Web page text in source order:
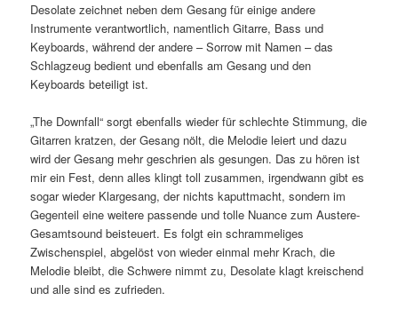
Desolate zeichnet neben dem Gesang für einige andere
Instrumente verantwortlich, namentlich Gitarre, Bass und
Keyboards, während der andere – Sorrow mit Namen – das
Schlagzeug bedient und ebenfalls am Gesang und den
Keyboards beteiligt ist.
„The Downfall“ sorgt ebenfalls wieder für schlechte Stimmung, die
Gitarren kratzen, der Gesang nölt, die Melodie leiert und dazu
wird der Gesang mehr geschrien als gesungen. Das zu hören ist
mir ein Fest, denn alles klingt toll zusammen, irgendwann gibt es
sogar wieder Klargesang, der nichts kaputtmacht, sondern im
Gegenteil eine weitere passende und tolle Nuance zum Austere-
Gesamtsound beisteuert. Es folgt ein schrammeliges
Zwischenspiel, abgelöst von wieder einmal mehr Krach, die
Melodie bleibt, die Schwere nimmt zu, Desolate klagt kreischend
und alle sind es zufrieden.